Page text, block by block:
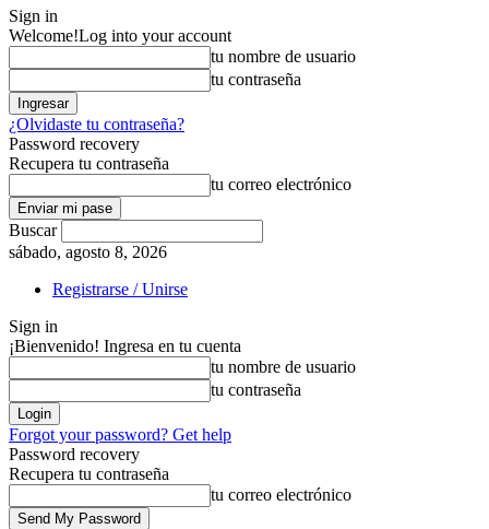
Sign in
Welcome!Log into your account
tu nombre de usuario
tu contraseña
¿Olvidaste tu contraseña?
Password recovery
Recupera tu contraseña
tu correo electrónico
Buscar
sábado, agosto 8, 2026
Registrarse / Unirse
Sign in
¡Bienvenido! Ingresa en tu cuenta
tu nombre de usuario
tu contraseña
Forgot your password? Get help
Password recovery
Recupera tu contraseña
tu correo electrónico